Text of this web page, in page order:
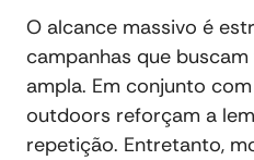
O alcance massivo é
campanhas que
ampla. Em conjunto
outdoors reforçam a
repetição. Entretanto,